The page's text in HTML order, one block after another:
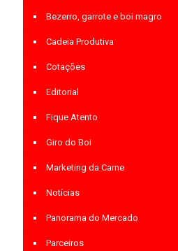
Bezerro, garrote e boi magro
Cadeia Produtiva
Cotações
Editorial
Fique Atento
Giro do Boi
Marketing da Carne
Notícias
Panorama do Mercado
Parceiros